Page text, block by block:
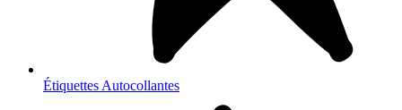
Étiquettes Autocollantes